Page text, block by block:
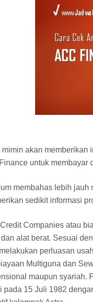
mimin akan memberikan
untuk membayar
membahas lebih jauh
sedikit informasi
Companies atau
alat berat. Sesuai
perluasan
Multiguna dan
maupun syariah.
pada 15 Juli 1982